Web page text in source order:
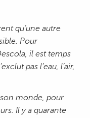
qu’une autre
Pour
il est temps
pas l’eau, l’air,
monde, pour
Il y a quarante